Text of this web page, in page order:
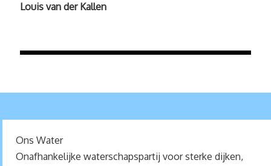
Louis van der Kallen
Ons Water
Onafhankelijke waterschapspartij voor sterke dijken,